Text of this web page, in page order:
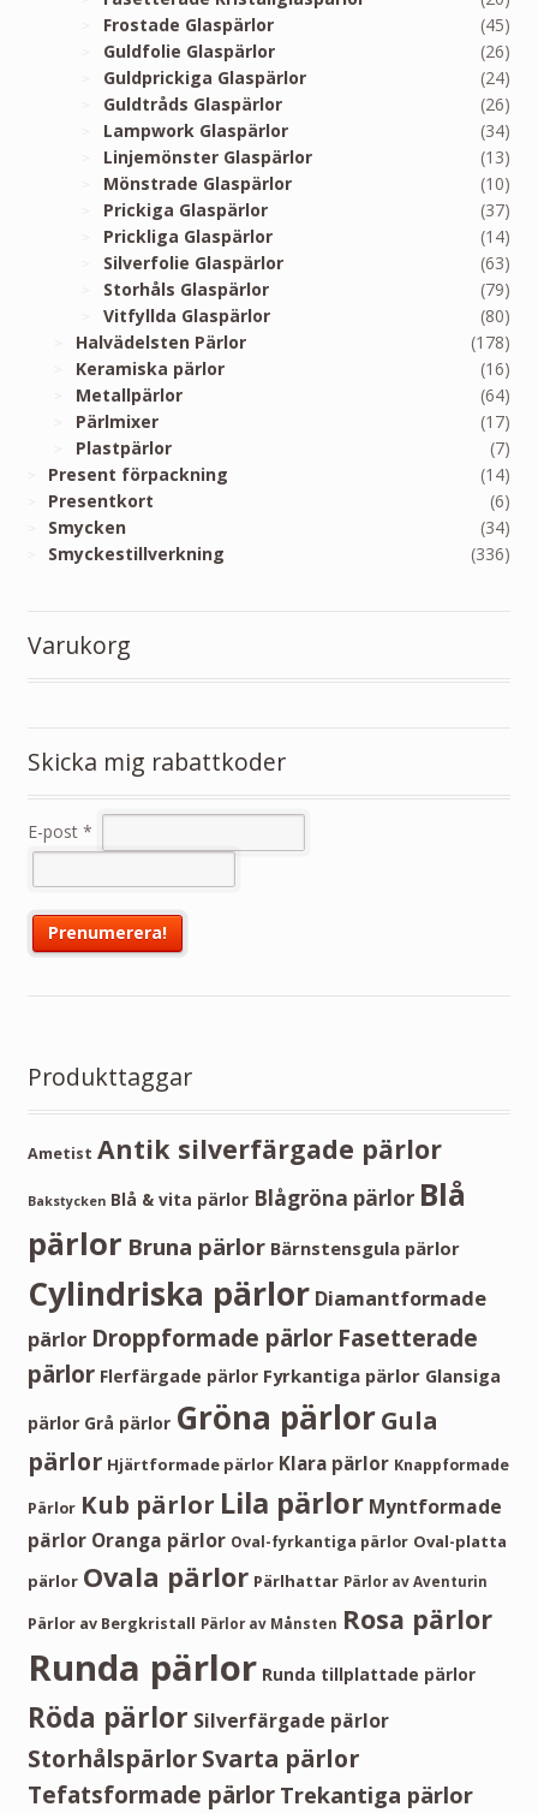
Frostade Glaspärlor
(45)
Guldfolie Glaspärlor
(26)
Guldprickiga Glaspärlor
(24)
Guldtråds Glaspärlor
(26)
Lampwork Glaspärlor
(34)
Linjemönster Glaspärlor
(13)
Mönstrade Glaspärlor
(10)
Prickiga Glaspärlor
(37)
Prickliga Glaspärlor
(14)
Silverfolie Glaspärlor
(63)
Storhåls Glaspärlor
(79)
Vitfyllda Glaspärlor
(80)
Halvädelsten Pärlor
(178)
Keramiska pärlor
(16)
Metallpärlor
(64)
Pärlmixer
(17)
Plastpärlor
(7)
Present förpackning
(14)
Presentkort
(6)
Smycken
(34)
Smyckestillverkning
(336)
Varukorg
Skicka mig rabattkoder
E-post *
Produkttaggar
Ametist Antik silverfärgade pärlor
Bakstycken Blå & vita pärlor Blågröna pärlor Blå
pärlor Bruna pärlor Bärnstensgula pärlor
Cylindriska pärlor Diamantformade
pärlor Droppformade pärlor Fasetterade
pärlor Flerfärgade pärlor Fyrkantiga pärlor Glansiga
pärlor Grå pärlor Gröna pärlorGula
pärlor Hjärtformade pärlor Klara pärlor Knappformade
Pärlor Kub pärlor Lila pärlor Myntformade
pärlor Oranga pärlor Oval-fyrkantiga pärlor Oval-platta
pärlor Ovala pärlor Pärlhattar Pärlor av Aventurin
Pärlor av Bergkristall Pärlor av Månsten Rosa pärlor
Runda pärlor Runda tillplattade pärlor
Röda pärlor Silverfärgade pärlor
StorhålspärlorSvarta pärlor
Tefatsformade pärlor Trekantiga pärlor